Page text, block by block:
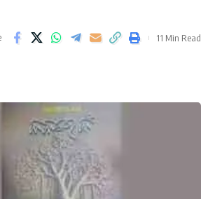
11 Min Read